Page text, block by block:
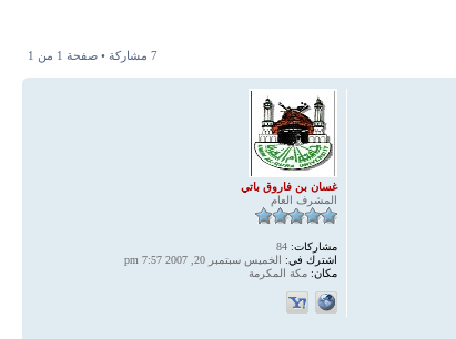
7 مشاركة • صفحة 1 من 1
غسان بن فاروق باتي
المشرف العام
مشاركات:
اشترك في: الخميس سبتمبر 20, 2007 7:57 pm
مكان: مكة المكرمة